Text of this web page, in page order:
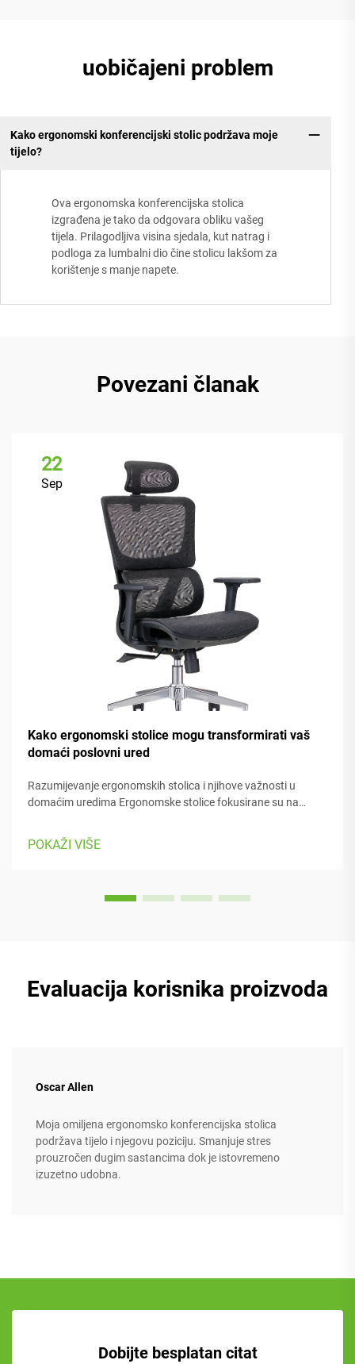
uobičajeni problem
Kako ergonomski konferencijski stolic podržava moje
tijelo?
Ova ergonomska konferencijska stolica
izgrađena je tako da odgovara obliku vašeg
tijela. Prilagodljiva visina sjedala, kut natrag i
podloga za lumbalni dio čine stolicu lakšom za
korištenje s manje napete.
Povezani članak
22
Sep
Kako ergonomski stolice mogu transformirati vaš
domaći poslovni ured
Razumijevanje ergonomskih stolica i njihove važnosti u
domaćim uredima Ergonomske stolice fokusirane su na
regulabilnim dijelovima koji se prilagođavaju različitim
tipovima tijela i preferencijama. Većina modela dolazi s...
POKAŽI VIŠE
Evaluacija korisnika proizvoda
Oscar Allen
Moja omiljena ergonomsko konferencijska stolica
podržava tijelo i njegovu poziciju. Smanjuje stres
prouzročen dugim sastancima dok je istovremeno
izuzetno udobna.
Dobijte besplatan citat